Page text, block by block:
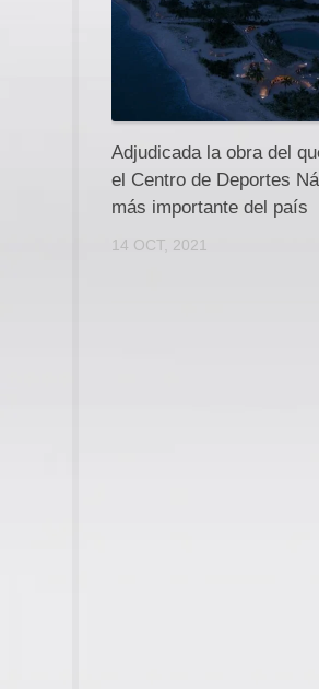
Adjudicada la obra del
el Centro de Deportes
más importante del país
14 OCT, 2021